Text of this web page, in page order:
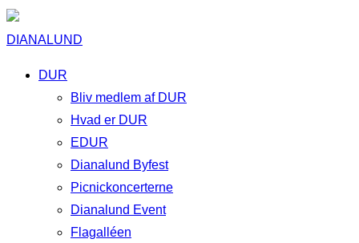
DIANALUND
DUR
Bliv medlem af DUR
Hvad er DUR
EDUR
Dianalund Byfest
Picnickoncerterne
Dianalund Event
Flagalléen